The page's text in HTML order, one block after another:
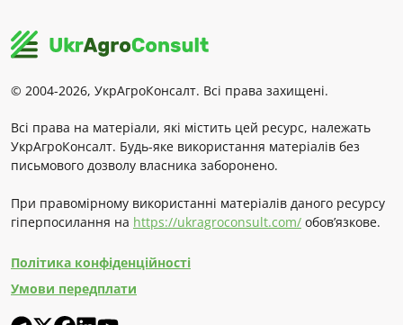
© 2004-2026, УкрАгроКонсалт. Всі права захищені.
Всі права на матеріали, які містить цей ресурс, належать
УкрАгроКонсалт. Будь-яке використання матеріалів без
письмового дозволу власника заборонено.
При правомірному використанні матеріалів даного ресурсу
гіперпосилання на https://ukragroconsult.com/ обов’язкове.
Політика конфіденційності
Умови передплати